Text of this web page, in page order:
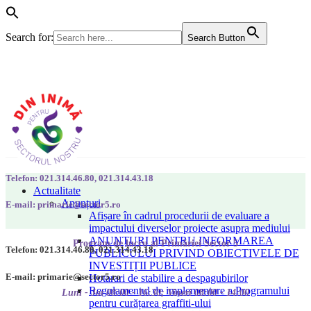
Search for: Search Button
Actualitate
Anunțuri
Afișare în cadrul procedurii de evaluare a
impactului diverselor proiecte asupra mediului
ANUNȚURI PENTRU INFORMAREA
PUBLICULUI PRIVIND OBIECTIVELE DE
INVESTIȚII PUBLICE
Hotarari de stabilire a despagubirilor
Regulamentul de implementare a Programului
pentru curățarea graffiti-ului
Telefon: 021.314.46.80, 021.314.43.18
E-mail: primarie@sector5.ro
Program de lucru al Primăriei Sector 5
Luni - Joi 08:00 - 16:30; Vineri 08:00 - 14:00
Telefon: 021.314.46.80, 021.314.43.18
E-mail: primarie@sector5.ro